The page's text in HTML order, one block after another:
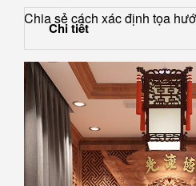
Chia sẻ cách xác định tọa
Chi tiết